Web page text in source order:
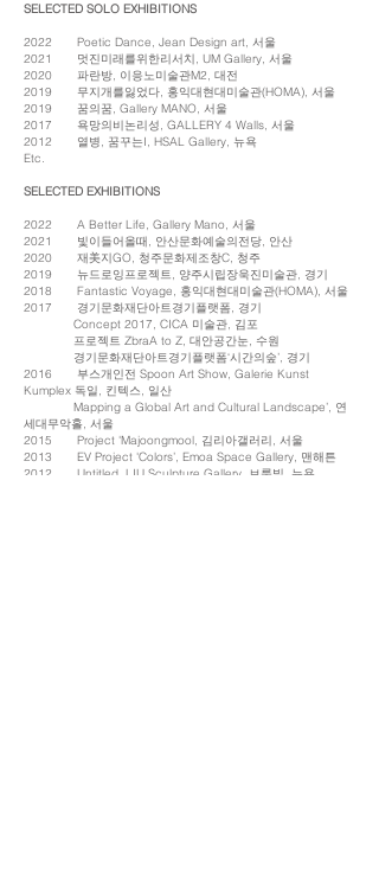
SELECTED SOLO EXHIBITIONS
2022⠀⠀⠀Poetic Dance, Jean Design art, 서울
2021⠀⠀⠀멋진미래를위한리서치, UM Gallery, 서울
2020⠀⠀⠀파란방, 이응노미술관M2, 대전
2019⠀⠀⠀무지개를잃었다, 홍익대현대미술관(HOMA), 서울
2019⠀⠀⠀꿈의꿈, Gallery MANO, 서울
2017⠀⠀⠀욕망의비논리성, GALLERY 4 Walls, 서울
2012⠀⠀⠀열병, 꿈꾸는I, HSAL Gallery, 뉴욕
Etc.
SELECTED EXHIBITIONS
2022⠀⠀⠀A Better Life, Gallery Mano, 서울
2021⠀⠀⠀빛이들어올때, 안산문화예술의전당, 안산
2020⠀⠀⠀재美지GO, 청주문화제조창C, 청주
2019⠀⠀⠀뉴드로잉프로젝트, 양주시립장욱진미술관, 경기
2018⠀⠀⠀Fantastic Voyage, 홍익대현대미술관(HOMA), 서울
2017⠀⠀⠀경기문화재단아트경기플랫폼, 경기
⠀⠀⠀⠀⠀⠀Concept 2017, CICA 미술관, 김포
⠀⠀⠀⠀⠀⠀프로젝트 ZbraA to Z, 대안공간눈, 수원
⠀⠀⠀⠀⠀⠀경기문화재단아트경기플랫폼‘시간의숲’, 경기
2016⠀⠀⠀부스개인전 Spoon Art Show, Galerie Kunst
Kumplex 독일, 킨텍스, 일산
⠀⠀⠀⠀⠀⠀Mapping a Global Art and Cultural Landscape’, 연
세대무악홀, 서울
2015⠀⠀⠀Project 'Majoongmool, 김리아갤러리, 서울
2013⠀⠀⠀EV Project 'Colors’, Emoa Space Gallery, 맨해튼
2012⠀⠀⠀Untitled, LIU Sculpture Gallery, 브룩빌, 뉴욕